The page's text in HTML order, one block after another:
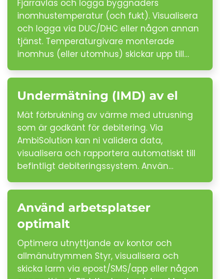
Fjärravläs och logga byggnaders
inomhustemperatur (och fukt). Visualisera
och logga via DUC/DHC eller någon annan
tjänst. Temperaturgivare monterade
inomhus (eller utomhus) skickar upp till…
Undermätning (IMD) av el
Mät förbrukning av värme med utrusning
som är godkänt för debitering. Via
AmbiSolution kan ni validera data,
visualisera och rapportera automatiskt till
befintligt debiteringssystem. Använ…
Använd arbetsplatser
optimalt
Optimera utnyttjande av kontor och
allmänutrymmen Styr, visualisera och
skicka larm via epost/SMS/app eller någon